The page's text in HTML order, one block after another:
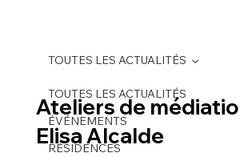
TOUTES LES ACTUALITÉS
ÉVÉNEMENTS
RÉSIDENCES
TOUTES LES ACTUALITÉS
Ateliers de
Elisa Alcalde